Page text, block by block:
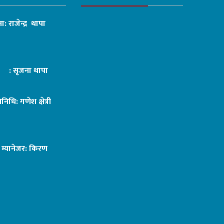
राजेन्द्र थापा
सृजना थापा
गणेश क्षेत्री
म्यानेजर: किरण